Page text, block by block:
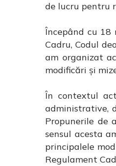
de lucru pentru
Începând cu 18
Cadru, Codul
am organizat
modificări și
În contextul
administrative,
Propunerile de
sensul acesta
principalele
Regulament